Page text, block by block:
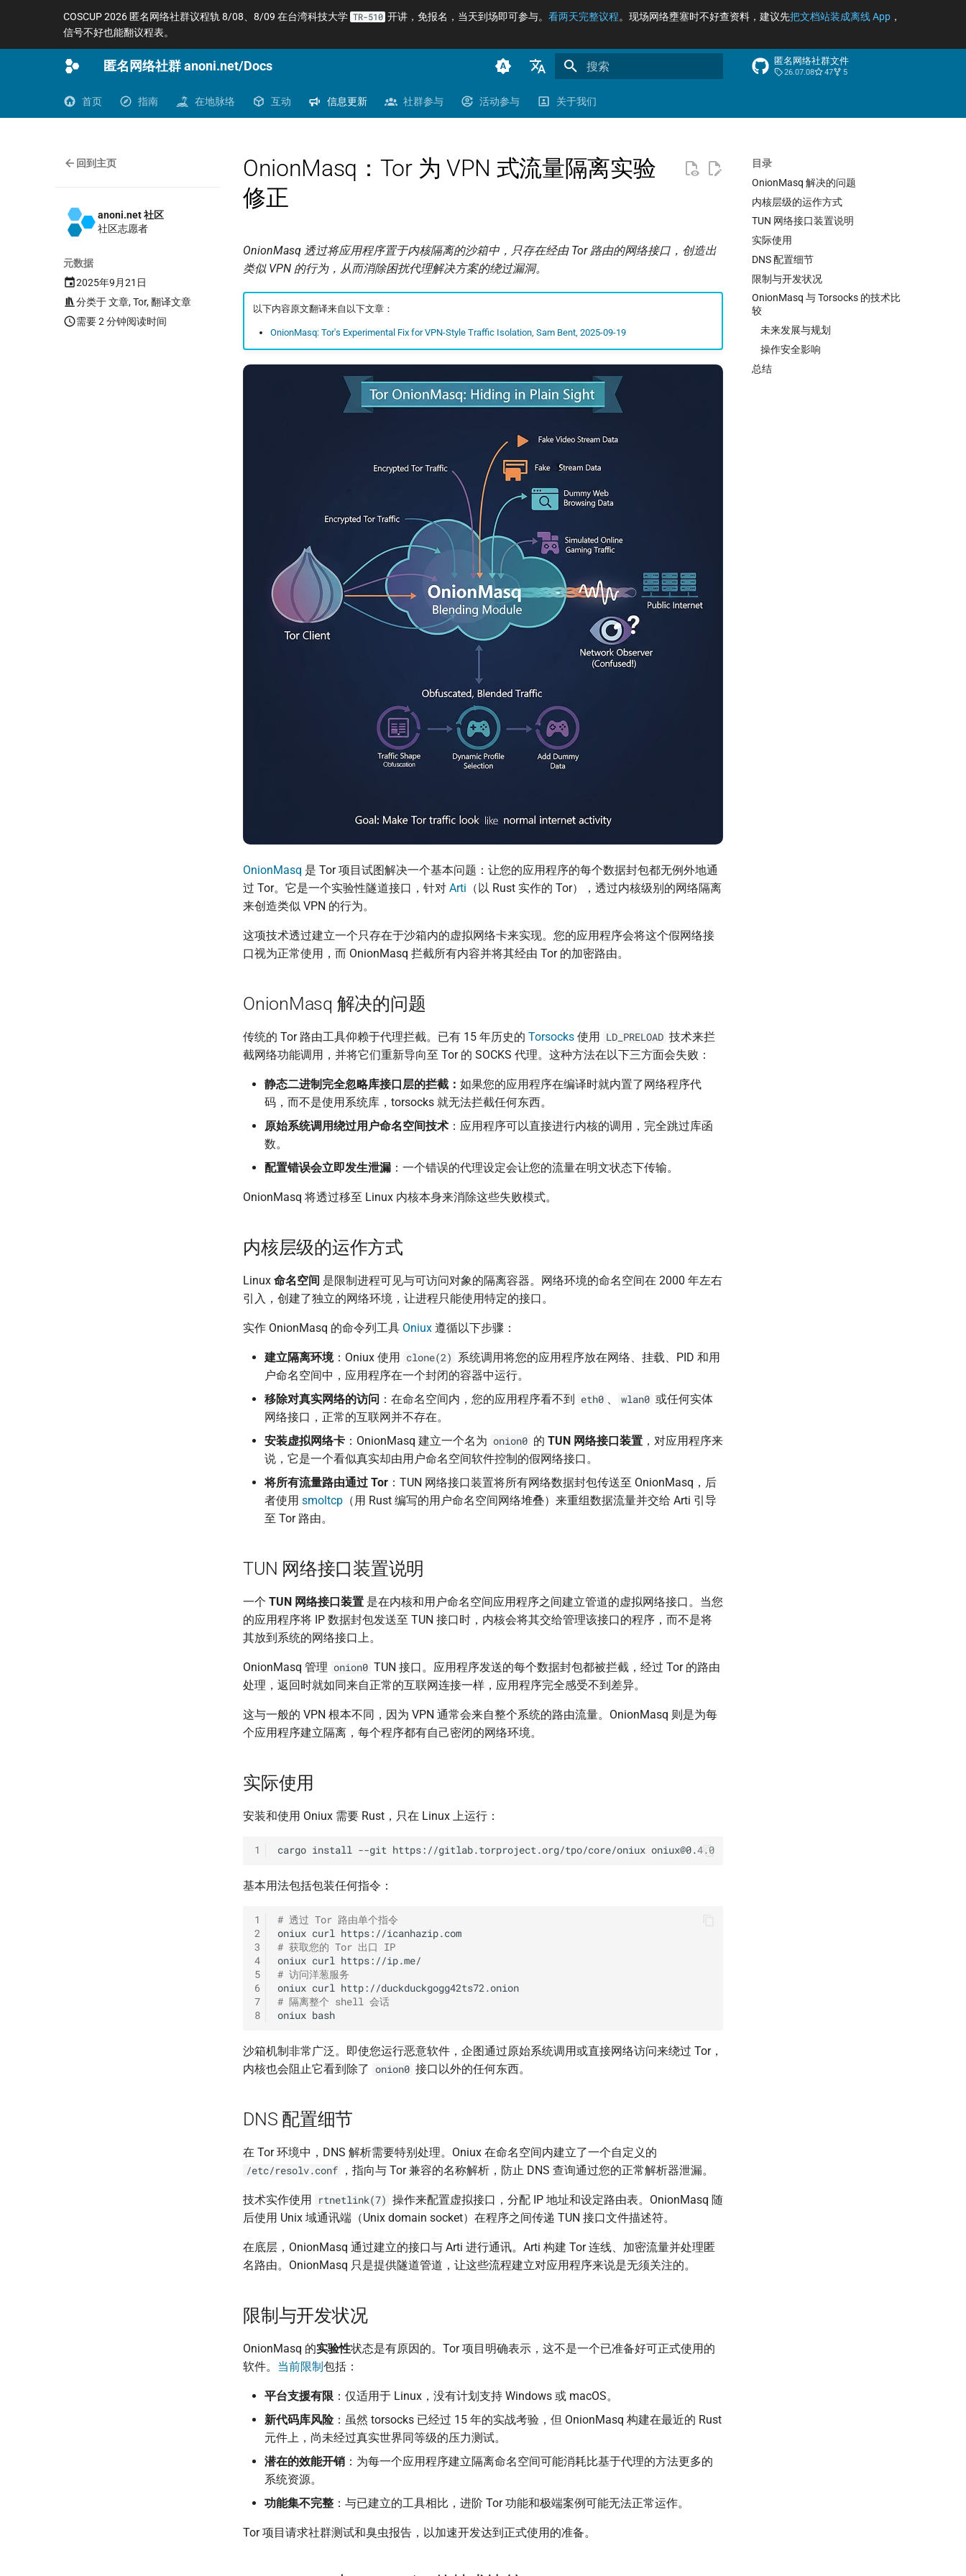
COSCUP 2026 匿名网络社群议程轨 8/08、8/09 在台湾科技大学 TR-510 开讲，免报名，当天到场即可参与。 看两天完整议程。现场网络壅塞时不好查资料，建议先把文档站装成离线 App ，
信号不好也能翻议程表。
匿名网络社群 anoni.net/Docs
臺灣正體（zh-TW）
匿名网络社群文件
26.07.08 47 5
首页 指南 在地脉络 互动 信息更新 社群参与 活动参与 关于我们
目录
OnionMasq 解决的问题
内核层级的运作方式
TUN 网络接口装置说明
实际使用
DNS 配置细节
限制与开发状况
OnionMasq 与 Torsocks 的技术比
较
未来发展与规划
操作安全影响
总结
回到主页
anoni.net 社区
社区志愿者
元数据
2025年9月21日
分类于文章,Tor,翻译文章
需要 2 分钟阅读时间
OnionMasq：Tor 为 VPN 式流量隔离实验
修正
OnionMasq 透过将应用程序置于内核隔离的沙箱中，只存在经由 Tor 路由的网络接口，创造出
类似 VPN 的行为，从而消除困扰代理解决方案的绕过漏洞。
以下内容原文翻译来自以下文章：
OnionMasq: Tor's Experimental Fix for VPN-Style Traffic Isolation, Sam Bent, 2025-09-19
OnionMasq 是 Tor 项目试图解决一个基本问题：让您的应用程序的每个数据封包都无例外地通
过 Tor。它是一个实验性隧道接口，针对 Arti （以 Rust 实作的 Tor），透过内核级别的网络隔离
来创造类似 VPN 的行为。
这项技术透过建立一个只存在于沙箱内的虚拟网络卡来实现。您的应用程序会将这个假网络接
口视为正常使用，而 OnionMasq 拦截所有内容并将其经由 Tor 的加密路由。
OnionMasq 解决的问题
传统的 Tor 路由工具仰赖于代理拦截。已有 15 年历史的 Torsocks 使用 LD_PRELOAD 技术来拦
截网络功能调用，并将它们重新导向至 Tor 的 SOCKS 代理。这种方法在以下三方面会失败：
静态二进制完全忽略库接口层的拦截： 如果您的应用程序在编译时就内置了网络程序代
码，而不是使用系统库，torsocks 就无法拦截任何东西。
原始系统调用绕过用户命名空间技术 ：应用程序可以直接进行内核的调用，完全跳过库函
数。
配置错误会立即发生泄漏 ：一个错误的代理设定会让您的流量在明文状态下传输。
OnionMasq 将透过移至 Linux 内核本身来消除这些失败模式。
内核层级的运作方式
Linux 命名空间 是限制进程可见与可访问对象的隔离容器。网络环境的命名空间在 2000 年左右
引入，创建了独立的网络环境，让进程只能使用特定的接口。
实作 OnionMasq 的命令列工具 Oniux 遵循以下步骤：
建立隔离环境：Oniux 使用 clone(2)
系统调用将您的应用程序放在网络、挂载、PID 和用
户命名空间中，应用程序在一个封闭的容器中运行。
移除对真实网络的访问 ：在命名空间内，您的应用程序看不到 eth0 wlan0 或任何实体
网络接口，正常的互联网并不存在。
安装虚拟网络卡 ：OnionMasq 建立一个名为 onion0 的 TUN 网络接口装置 ，对应用程序来
说，它是一个看似真实却由用户命名空间软件控制的假网络接口。
将所有流量路由通过 Tor ：TUN 网络接口装置将所有网络数据封包传送至 OnionMasq，后
者使用 smoltcp （用 Rust 编写的用户命名空间网络堆叠）来重组数据流量并交给 Arti 引导
至 Tor 路由。
TUN 网络接口装置说明
一个 TUN 网络接口装置 是在内核和用户命名空间应用程序之间建立管道的虚拟网络接口。当您
的应用程序将 IP 数据封包发送至 TUN 接口时，内核会将其交给管理该接口的程序，而不是将
其放到系统的网络接口上。
OnionMasq 管理 onion0 TUN 接口。应用程序发送的每个数据封包都被拦截，经过 Tor 的路由
处理，返回时就如同来自正常的互联网连接一样，应用程序完全感受不到差异。
这与一般的 VPN 根本不同，因为 VPN 通常会来自整个系统的路由流量。OnionMasq 则是为每
个应用程序建立隔离，每个程序都有自己密闭的网络环境。
实际使用
安装和使用 Oniux 需要 Rust，只在 Linux 上运行：
1 cargo install --git https://gitlab.torproject.org/tpo/core/oniux
基本用法包括包装任何指令：
1
2
3
4
5
6
7
8
# 透过 Tor 路由单个指令
oniux curl
# 获取您的 Tor 出口 IP
oniux curl
# 访问洋葱服务
oniux curl
# 隔离整个 shell 会话
oniux
沙箱机制非常广泛。即使您运行恶意软件，企图通过原始系统调用或直接网络访问来绕过 Tor，
内核也会阻止它看到除了 onion0 接口以外的任何东西。
DNS 配置细节
在 Tor 环境中，DNS 解析需要特别处理。Oniux 在命名空间内建立了一个自定义的
/etc/resolv.conf ，指向与 Tor 兼容的名称解析，防止 DNS 查询通过您的正常解析器泄漏。
技术实作使用 rtnetlink(7) 操作来配置虚拟接口，分配 IP 地址和设定路由表。OnionMasq 随
后使用 Unix 域通讯端（Unix domain socket）在程序之间传递 TUN 接口文件描述符。
在底层，OnionMasq 通过建立的接口与 Arti 进行通讯。Arti 构建 Tor 连线、加密流量并处理匿
名路由。OnionMasq 只是提供隧道管道，让这些流程建立对应用程序来说是无须关注的。
限制与开发状况
OnionMasq 的实验性状态是有原因的。Tor 项目明确表示，这不是一个已准备好可正式使用的
软件。 当前限制包括：
平台支援有限 ：仅适用于 Linux，没有计划支持 Windows 或 macOS。
新代码库风险：虽然 torsocks 已经过 15 年的实战考验，但 OnionMasq 构建在最近的 Rust
元件上，尚未经过真实世界同等级的压力测试。
潜在的效能开销 ：为每一个应用程序建立隔离命名空间可能消耗比基于代理的方法更多的
系统资源。
功能集不完整 ：与已建立的工具相比，进阶 Tor 功能和极端案例可能无法正常运作。
Tor 项目请求社群测试和臭虫报告，以加速开发达到正式使用的准备。